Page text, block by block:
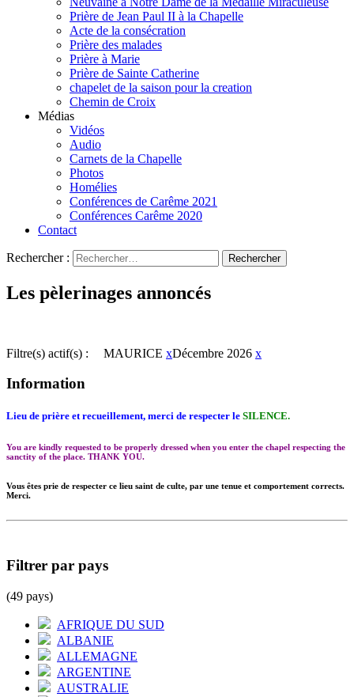
Prière de Jean Paul II à la Chapelle
Acte de la consécration
Prière des malades
Prière à Marie
Prière de Sainte Catherine
chapelet de la saison pour la creation
Chemin de Croix
Médias
Vidéos
Audio
Carnets de la Chapelle
Photos
Homélies
Conférences de Carême 2021
Conférences Carême 2020
Contact
Rechercher :
Les pèlerinages annoncés
Filtre(s) actif(s) : MAURICE xDécembre 2026 x
Information
Lieu de prière et recueillement, merci de respecter le SILENCE.
You are kindly requested to be properly dressed when you enter the chapel respecting the
sanctity of the place. THANK YOU.
Vous êtes prie de respecter ce lieu saint de culte, par une tenue et comportement corrects.
Merci.
Filtrer par pays
(49 pays)
AFRIQUE DU SUD
ALBANIE
ALLEMAGNE
ARGENTINE
AUSTRALIE